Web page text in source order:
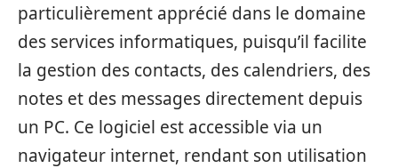
particulièrement apprécié dans le domaine
des services informatiques, puisqu’il facilite
la gestion des contacts, des calendriers, des
notes et des messages directement depuis
un PC. Ce logiciel est accessible via un
navigateur internet, rendant son utilisation